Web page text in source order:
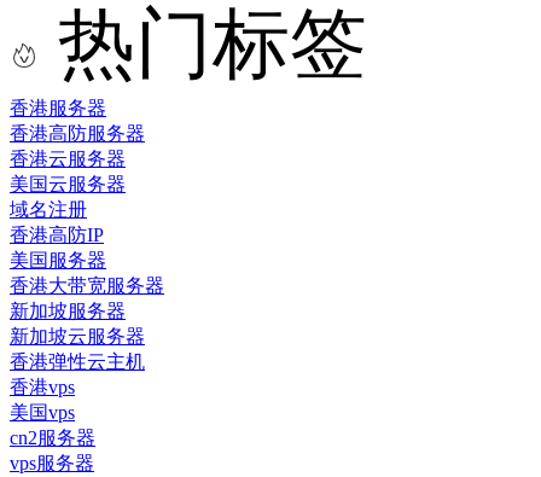
热门标签
香港服务器
香港高防服务器
香港云服务器
美国云服务器
域名注册
香港高防IP
美国服务器
香港大带宽服务器
新加坡服务器
新加坡云服务器
香港弹性云主机
香港vps
美国vps
cn2服务器
vps服务器